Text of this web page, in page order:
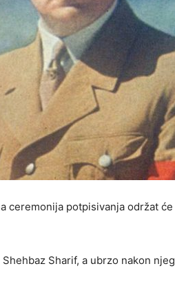
ceremonija potpisivanja održat će
Sharif, a ubrzo nakon